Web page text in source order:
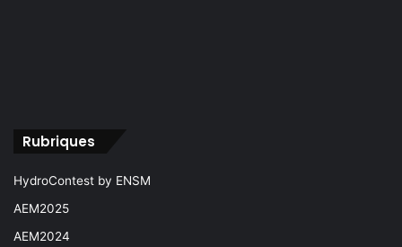
Rubriques
HydroContest by ENSM
AEM2025
AEM2024